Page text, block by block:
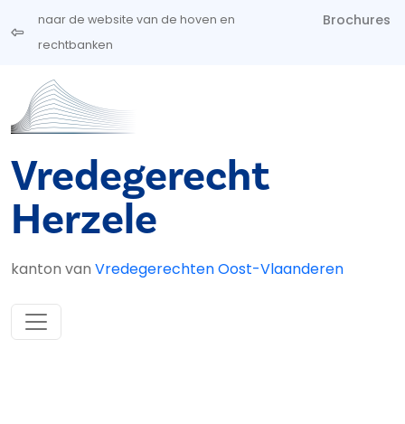
Overslaan en naar de inhoud gaan
naar de website van de hoven en
rechtbanken
Brochures
Vredegerecht
Herzele
kanton van Vredegerechten Oost-Vlaanderen